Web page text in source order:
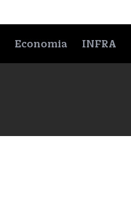
Economia INFRA